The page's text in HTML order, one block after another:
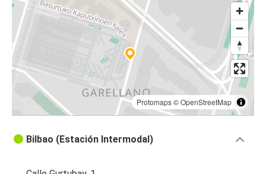
Protomaps©OpenStreetMap
Bilbao (Estación Intermodal)